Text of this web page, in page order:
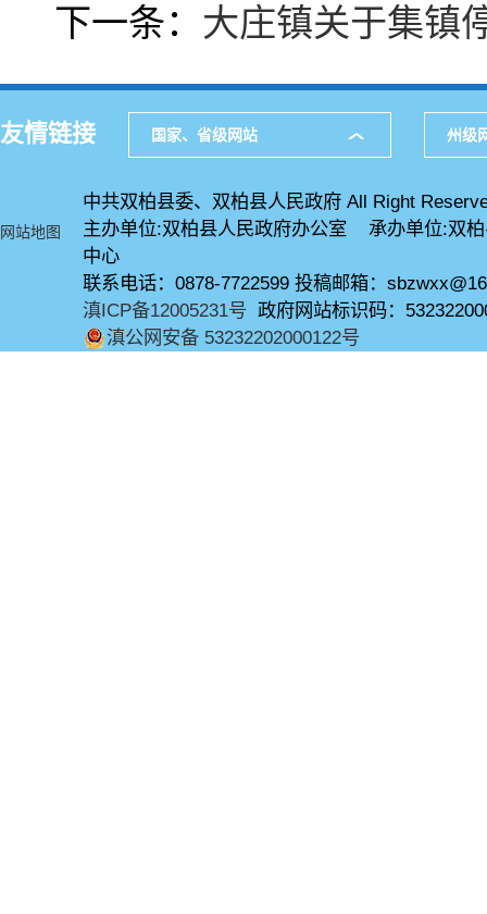
下一条： 大庄镇关于集镇
友情链接 国家、省级网站 州级
网站地图
中共双柏县委、双柏县人民政府 All Right
主办单位:双柏县人民政府办公室 承办单位:双
中心
联系电话：0878-7722599 投稿邮箱：
滇ICP备12005231号 政府网站标识码：
滇公网安备 53232202000122号